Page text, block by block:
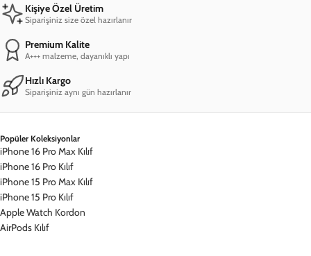
Kişiye Özel Üretim
Siparişiniz size özel hazırlanır
Premium Kalite
A+++ malzeme, dayanıklı yapı
Hızlı Kargo
Siparişiniz aynı gün hazırlanır
Popüler Koleksiyonlar
iPhone 16 Pro Max Kılıf
iPhone 16 Pro Kılıf
iPhone 15 Pro Max Kılıf
iPhone 15 Pro Kılıf
Apple Watch Kordon
AirPods Kılıf